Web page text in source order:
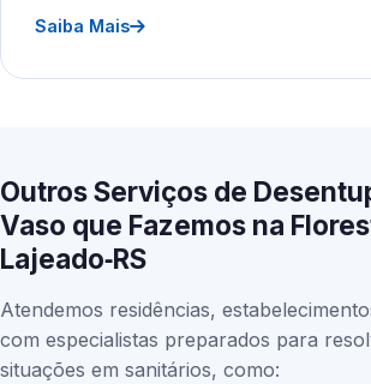
Saiba Mais
Outros Serviços de
Vaso que Fazemos na
Lajeado‑RS
Atendemos residências,
com especialistas preparados para
situações em sanitários, como: